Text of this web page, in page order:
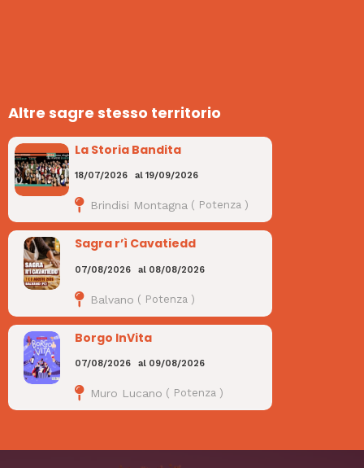
Altre sagre stesso territorio
La Storia Bandita
18/07/2026 al 19/09/2026
Brindisi Montagna ( Potenza)
Sagra r’ì Cavatiedd
07/08/2026 al 08/08/2026
Balvano ( Potenza )
Borgo InVita
07/08/2026 al 09/08/2026
Muro Lucano ( Potenza)